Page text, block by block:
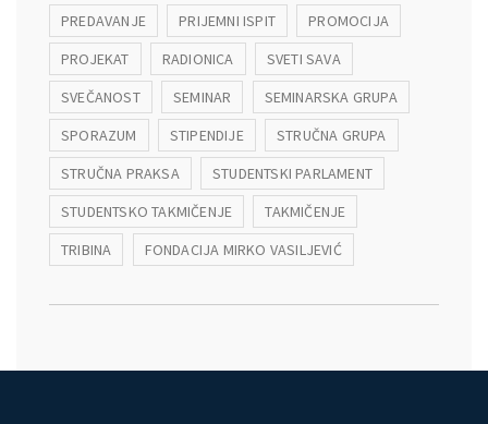
PREDAVANJE
PRIJEMNI ISPIT
PROMOCIJA
PROJEKAT
RADIONICA
SVETI SAVA
SVEČANOST
SEMINAR
SEMINARSKA GRUPA
SPORAZUM
STIPENDIJE
STRUČNA GRUPA
STRUČNA PRAKSA
STUDENTSKI PARLAMENT
STUDENTSKO TAKMIČENJE
TAKMIČENJE
TRIBINA
FONDACIJA MIRKO VASILJEVIĆ